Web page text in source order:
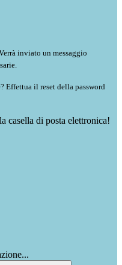
inviato un messaggio
Effettua il reset della password
casella di posta elettronica!